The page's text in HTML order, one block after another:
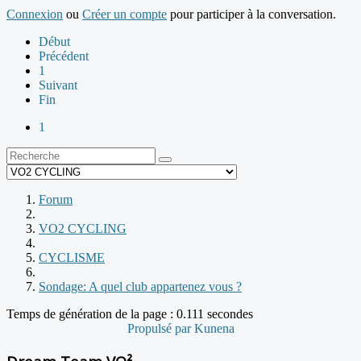
Connexion ou Créer un compte pour participer à la conversation.
Début
Précédent
1
Suivant
Fin
1
Forum
VO2 CYCLING
CYCLISME
Sondage: A quel club appartenez vous ?
Temps de génération de la page : 0.111 secondes
Propulsé parKunena